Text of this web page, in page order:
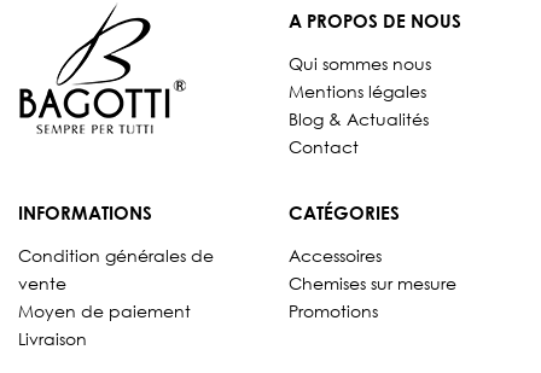
A PROPOS DE NOUS
Qui sommes nous
Mentions légales
Blog & Actualités
Contact
INFORMATIONS
Condition générales de
vente
Moyen de paiement
Livraison
CATÉGORIES
Accessoires
Chemises sur mesure
Promotions